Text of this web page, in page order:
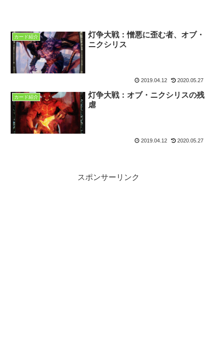
カード紹介
灯争大戦：憎悪に歪む者、オブ・
ニクシリス
2019.04.12 2020.05.27
カード紹介
灯争大戦：オブ・ニクシリスの残
虐
2019.04.12 2020.05.27
スポンサーリンク